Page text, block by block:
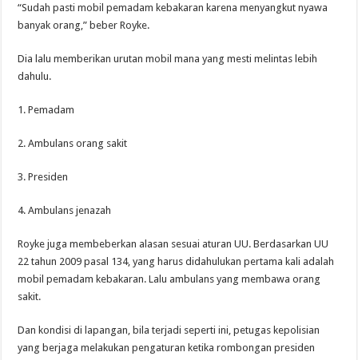
“Sudah pasti mobil pemadam kebakaran karena menyangkut nyawa
banyak orang,” beber Royke.
Dia lalu memberikan urutan mobil mana yang mesti melintas lebih
dahulu.
1. Pemadam
2. Ambulans orang sakit
3. Presiden
4. Ambulans jenazah
Royke juga membeberkan alasan sesuai aturan UU. Berdasarkan UU
22 tahun 2009 pasal 134, yang harus didahulukan pertama kali adalah
mobil pemadam kebakaran. Lalu ambulans yang membawa orang
sakit.
Dan kondisi di lapangan, bila terjadi seperti ini, petugas kepolisian
yang berjaga melakukan pengaturan ketika rombongan presiden